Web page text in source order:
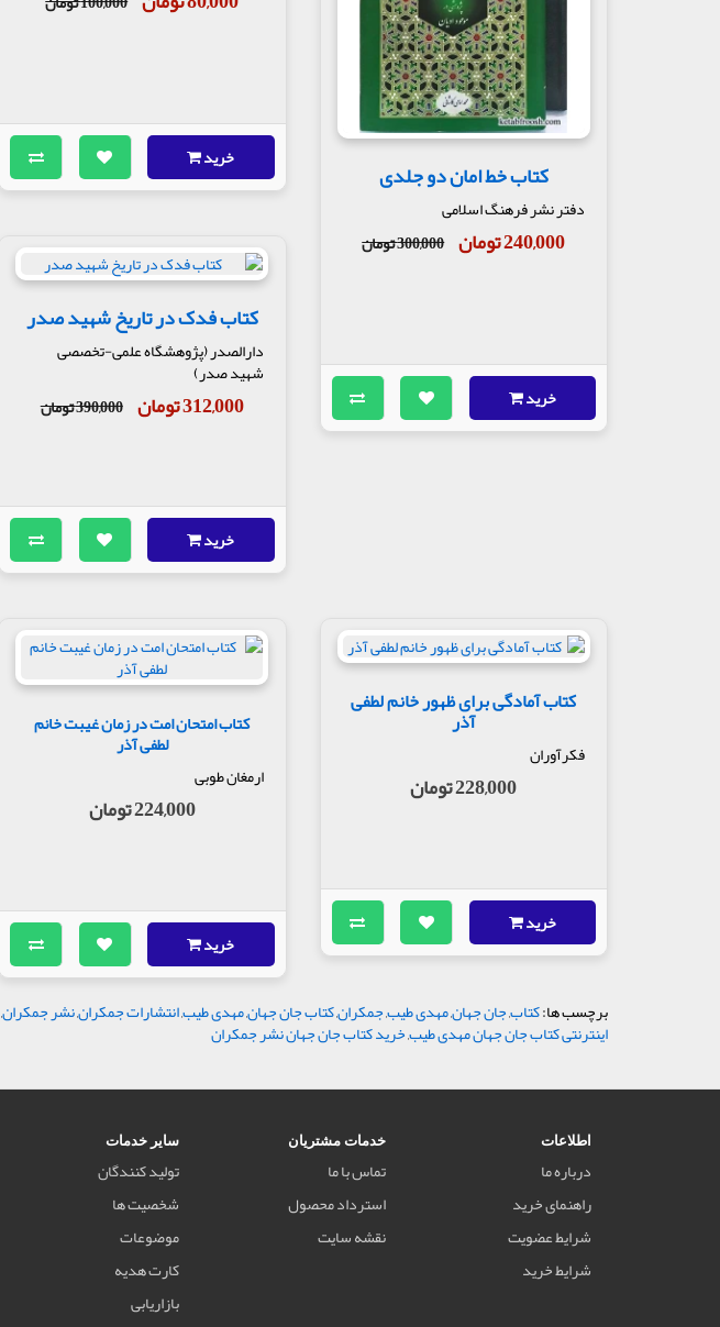
کتاب خط امان دو جلدی
دفتر نشر فرهنگ اسلامی
240,000 تومان 300,000 تومان
خرید
خرید
کتاب فدک در تاریخ شهید صدر
دارالصدر (پژوهشگاه علمی-تخصصی
شهید صدر)
312,000 تومان 390,000 تومان
خرید
کتاب آمادگی برای ظهور خانم لطفی
آذر
فکرآوران
228,000 تومان
خرید
کتاب امتحان امت در زمان غیبت خانم
لطفی آذر
ارمغان طوبی
224,000 تومان
خرید
برچسب ها:کتاب,جان جهان,مهدی طیب,جمکران,کتاب جان جهان,مهدی طیب,انتشارات جمکران,نشر جمکران,
اینترنتی کتاب جان جهان مهدی طیب,خرید کتاب جان جهان نشر جمکران
اطلاعات
درباره ما
راهنمای خرید
شرایط عضویت
شرایط خرید
خدمات مشتریان
تماس با ما
استرداد محصول
نقشه سایت
سایر خدمات
تولید کنندگان
شخصیت ها
موضوعات
کارت هدیه
بازاریابی